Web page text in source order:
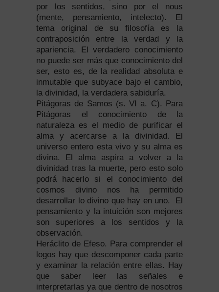
por los sentidos, sino por el nous
(mente, pensamiento, intelecto). El
tema original de su filosofía es la
contraposición entre la verdad y la
apariencia. El verdadero conocimiento
no puede ser más que conocimiento del
ser, esto es, de la realidad absoluta e
inmutable que subyace bajo el cambio,
la divinidad, la verdadera sabiduría.
Pitágoras de Samos (s. VI a. C). Para
Pitágoras el conocimiento de la
naturaleza es el medio de purificar el
alma y acercarse a la divinidad. El
universo entero esta vivo y su alma es
divina. El alma aspira a volver a la
divinidad tras la muerte, pero esto solo
podrá hacerlo si el conocimiento del
cosmos divino nos ha permitido
desarrollar lo divino que hay en uno. El
pensamiento y la intuición son mejores
son superiores a los sentidos y la
observación.
Heráclito de Efeso. Para comprender el
logos hay que descomponer cada parte
y examinar la relación entre ellas. Hay
que saber leer las señales e
interpretarlas ya que dentro de nosotros